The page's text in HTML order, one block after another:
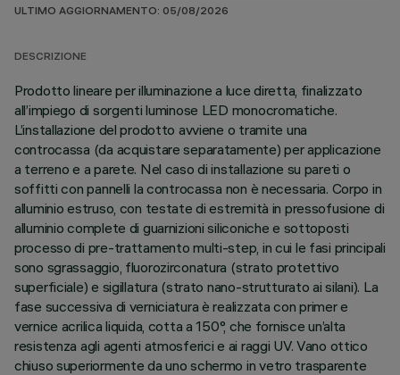
ULTIMO AGGIORNAMENTO: 05/08/2026
DESCRIZIONE
Prodotto lineare per illuminazione a luce diretta, finalizzato
all’impiego di sorgenti luminose LED monocromatiche.
L’installazione del prodotto avviene o tramite una
controcassa (da acquistare separatamente) per applicazione
a terreno e a parete. Nel caso di installazione su pareti o
soffitti con pannelli la controcassa non è necessaria. Corpo in
alluminio estruso, con testate di estremità in pressofusione di
alluminio complete di guarnizioni siliconiche e sottoposti
processo di pre-trattamento multi-step, in cui le fasi principali
sono sgrassaggio, fluorozirconatura (strato protettivo
superficiale) e sigillatura (strato nano-strutturato ai silani). La
fase successiva di verniciatura è realizzata con primer e
vernice acrilica liquida, cotta a 150°, che fornisce un’alta
resistenza agli agenti atmosferici e ai raggi UV. Vano ottico
chiuso superiormente da uno schermo in vetro trasparente